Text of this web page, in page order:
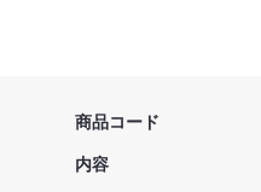
商品コード
内容